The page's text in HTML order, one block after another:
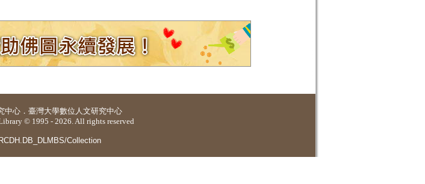
中心 ． 臺灣大學數位人文研究中心
© 1995 - 2026. All rights reserved
Collection